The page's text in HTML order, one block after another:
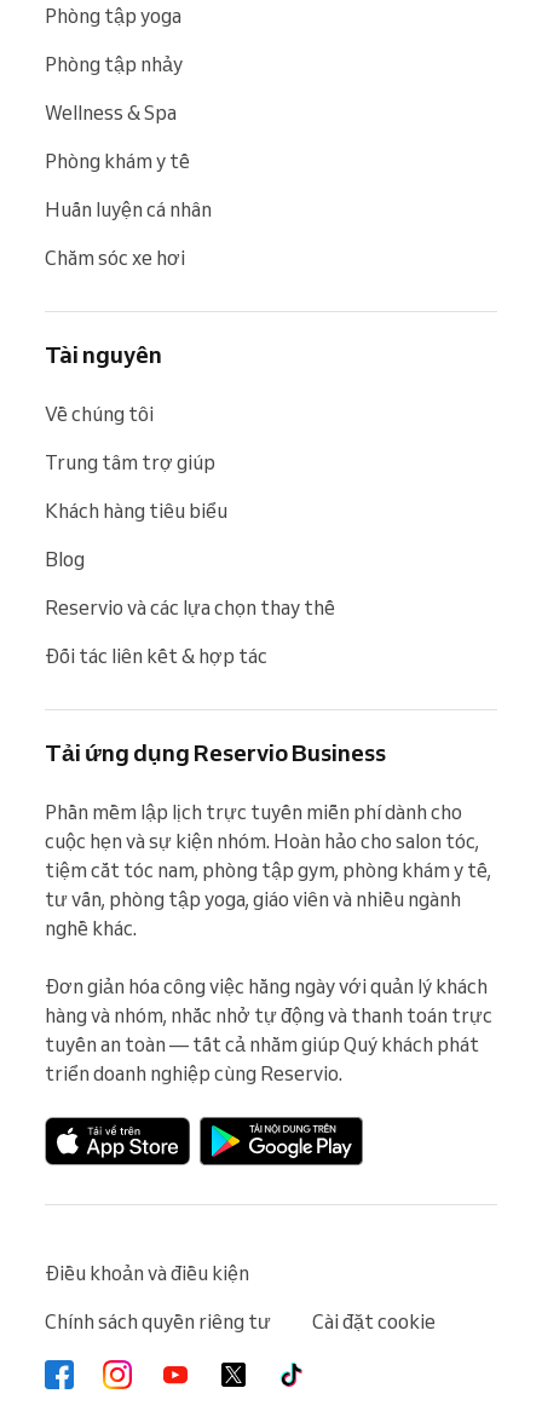
Phòng tập yoga
Phòng tập nhảy
Wellness & Spa
Phòng khám y tế
Huấn luyện cá nhân
Chăm sóc xe hơi
Tài nguyên
Về chúng tôi
Trung tâm trợ giúp
Khách hàng tiêu biểu
Blog
Reservio và các lựa chọn thay thế
Đối tác liên kết & hợp tác
Tải ứng dụng Reservio Business
Phần mềm lập lịch trực tuyến miễn phí dành cho
cuộc hẹn và sự kiện nhóm. Hoàn hảo cho salon tóc,
tiệm cắt tóc nam, phòng tập gym, phòng khám y tế,
tư vấn, phòng tập yoga, giáo viên và nhiều ngành
nghề khác.
Đơn giản hóa công việc hằng ngày với quản lý khách
hàng và nhóm, nhắc nhở tự động và thanh toán trực
tuyến an toàn — tất cả nhằm giúp Quý khách phát
triển doanh nghiệp cùng Reservio.
Điều khoản và điều kiện
Chính sách quyền riêng tư
Cài đặt cookie